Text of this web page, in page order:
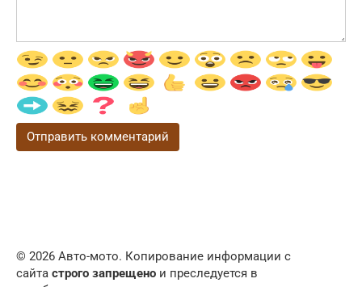
© 2026 Авто-мото. Копирование информации с
сайта строго запрещено и преследуется в